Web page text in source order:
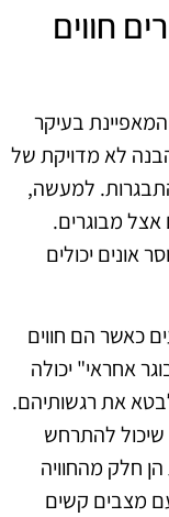
חווים
בעיקר
לא מדויקת של
למעשה,
מבוגרים.
אונים יכולים
כאשר הם חווים
אחראי" יכולה
את רגשותיהם.
שיכול להתרחש
חלק מהחוויה
מצבים קשים